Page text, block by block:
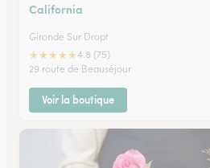
California
Gironde Sur Dropt
★★★★★4.8 (75)
29 route de Beauséjour
Voir la boutique